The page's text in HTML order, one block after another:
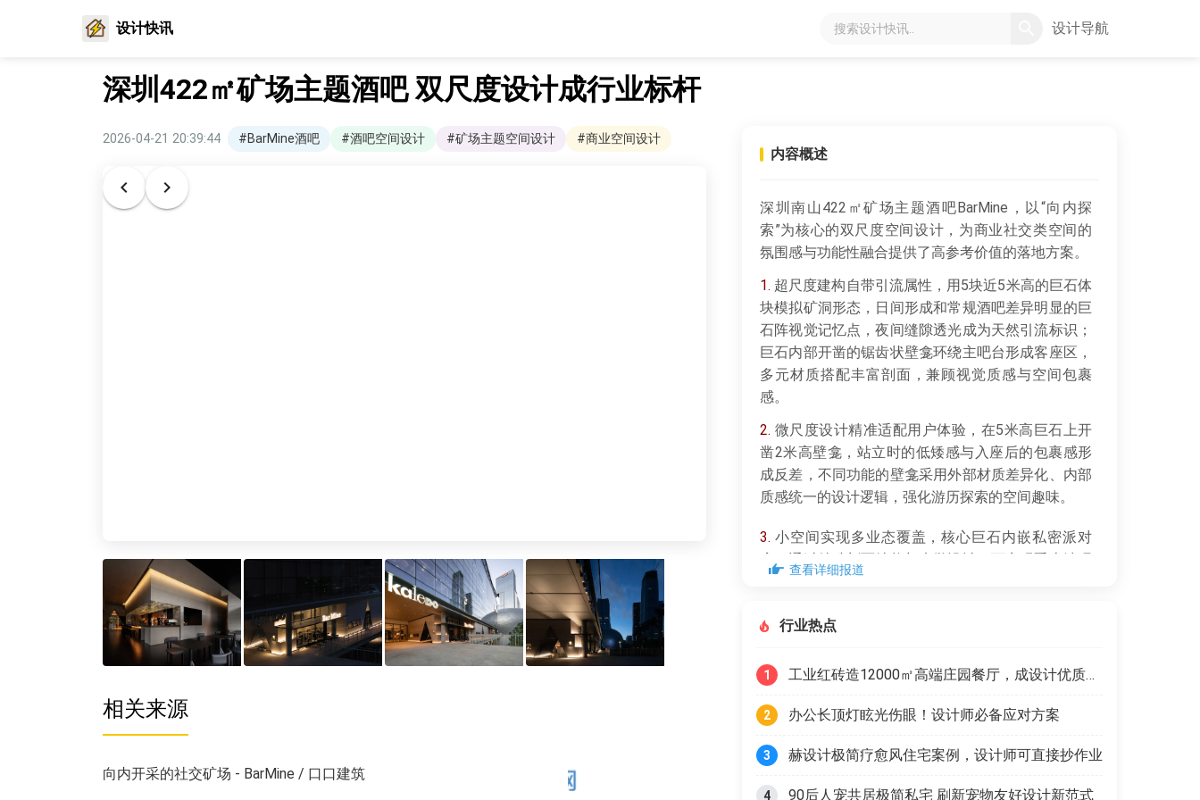
设计快讯 设计导航
深圳422㎡矿场主题酒吧 双尺度设计成行业标杆
2026-04-21 20:39:44 #BarMine酒吧 #酒吧空间设计 #矿场主题空间设计 #商业空间设计
相关来源
向内开采的社交矿场 - BarMine / 口口建筑
内容概述
深圳南山422㎡矿场主题酒吧BarMine，以“向内探
索”为核心的双尺度空间设计，为商业社交类空间的
氛围感与功能性融合提供了高参考价值的落地方案。
1. 超尺度建构自带引流属性，用5块近5米高的巨石体
块模拟矿洞形态，日间形成和常规酒吧差异明显的巨
石阵视觉记忆点，夜间缝隙透光成为天然引流标识；
巨石内部开凿的锯齿状壁龛环绕主吧台形成客座区，
多元材质搭配丰富剖面，兼顾视觉质感与空间包裹
感。
2. 微尺度设计精准适配用户体验，在5米高巨石上开
凿2米高壁龛，站立时的低矮感与入座后的包裹感形
成反差，不同功能的壁龛采用外部材质差异化、内部
质感统一的设计逻辑，强化游历探索的空间趣味。
3. 小空间实现多业态覆盖，核心巨石内嵌私密派对
房，通过特殊剖面结构与声学设计，可实现爵士清吧
到电音派对场的氛围快速切换，400余平空间就能覆
查看详细报道
行业热点
1 工业红砖造12000㎡高端庄园餐厅，成设计优质范本
2 办公长顶灯眩光伤眼！设计师必备应对方案
3 赫设计极简疗愈风住宅案例，设计师可直接抄作业
4 90后人宠共居极简私宅 刷新宠物友好设计新范式